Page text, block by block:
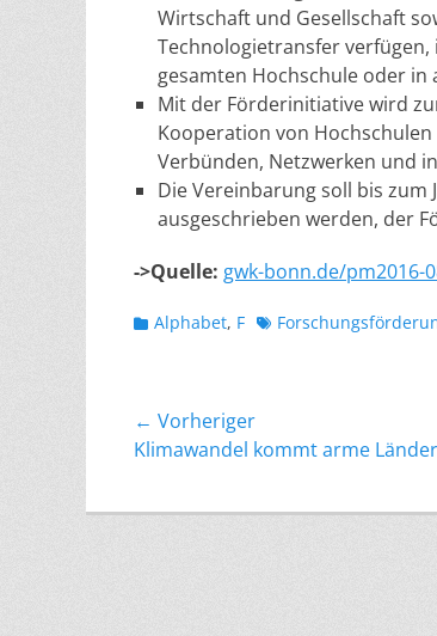
Wirtschaft und Gesellschaft
Technologietransfer
gesamten Hochschule oder
Mit der Förderinitiative wird
Kooperation von
Verbünden, Netzwerken und
Die Vereinbarung soll bis zum
ausgeschrieben werden, der
->Quelle: gwk-bonn.de/pm2016-
Kategorien
Alphabet, F Schlagworte
Beitragsnavigation
← Vorheriger
Vorheriger
Klimawandel kommt arme